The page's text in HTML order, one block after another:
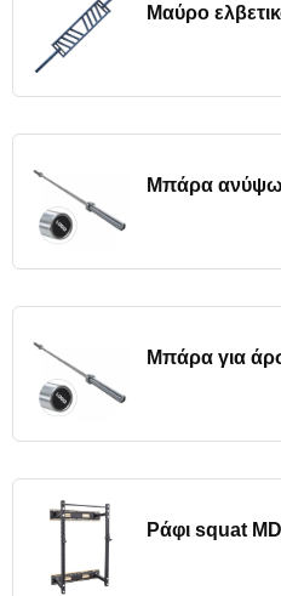
Μαύρο
Μπάρα
Μπάρα για
Ράφι squat